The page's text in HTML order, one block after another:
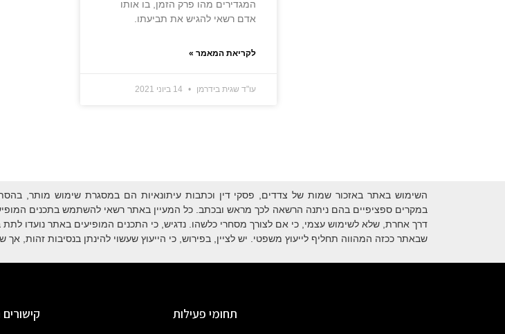
המגדירים מהו פרק הזמן, בו אותו
אדם רשאי להגיש את תביעתו.
לקריאת המאמר »
עו"ד שגית בידרמן
השימוש באתר באזכור שמות של צדדים, פסקי דין וכתבות עיתונאיות הם במסגרת שימוש מותר,
במקרים ספציפיים בהם ניתנה הרשאה לכך מראש ובכתב. כל המעיין באתר רשאי להשתמש בתכנים
דרך אחרת, שלא לשימוש עצמי, כי אם לצורך מסחרי כלשהו. נדגיש, כי התכנים המופיעים באתר נועדו לתת
שבאתר ככזה המהווה תחליף לייעוץ משפטי. יש לציין, בפירוש, כי הייעוץ שעשוי להינתן בנסיבות זהות, אך
תחומי פעילות